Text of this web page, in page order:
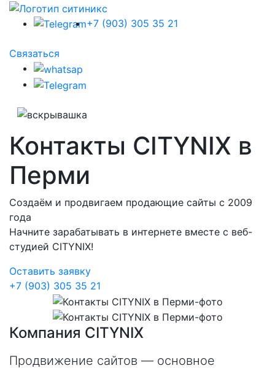
+7 (903) 305 35 21
Связаться
Контакты CITYNIX в
Перми
Создаём и продвигаем продающие сайты с 2009
года
Начните зарабатывать в интернете вместе с веб-
студией CITYNIX!
Оставить заявку
+7 (903) 305 35 21
Компания CITYNIX
Продвижение сайтов — основное